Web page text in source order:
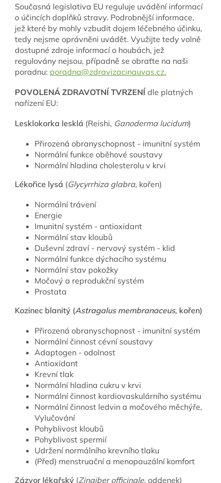
Současná legislativa EU reguluje uvádění informací
o účincích doplňků stravy. Podrobnější informace,
jež které by mohly vzbudit dojem léčebného účinku,
tedy nejsme oprávněni uvádět. Využijte tedy volně
dostupné zdroje informací o houbách, jež
regulovány nejsou, případně se obraťte na naši
poradnu: poradna@zdravizacinauvas.cz.
POVOLENÁ ZDRAVOTNÍ TVRZENÍ dle platných
nařízení EU:
Lesklokorka lesklá (Reishi, Ganoderma lucidum)
Přirozená obranyschopnost - imunitní systém
Normální funkce oběhové soustavy
Normální hladina cholesterolu v krvi
Lékořice lysá (Glycyrrhiza glabra, kořen)
Normální trávení
Energie
Imunitní systém - antioxidant
Normální stav kloubů
Duševní zdraví - nervový systém - klid
Normální funkce dýchacího systému
Normální stav pokožky
Močový a reprodukční systém
Prostata
Kozinec blanitý (Astragalus membranaceus, kořen)
Přirozená obranyschopnost - imunitní systém
Normální činnost cévní soustavy
Adaptogen - odolnost
Antioxidant
Krevní tlak
Normální hladina cukru v krvi
Normální činnost kardiovaskulárního systému
Normální činnost ledvin a močového měchýře,
Vylučování
Pohyblivost kloubů
Pohyblivost spermií
Udržení normálního krevního tlaku
(Před) menstruační a menopauzální komfort
Zázvor lékařský (Zingiber officinale, oddenek)